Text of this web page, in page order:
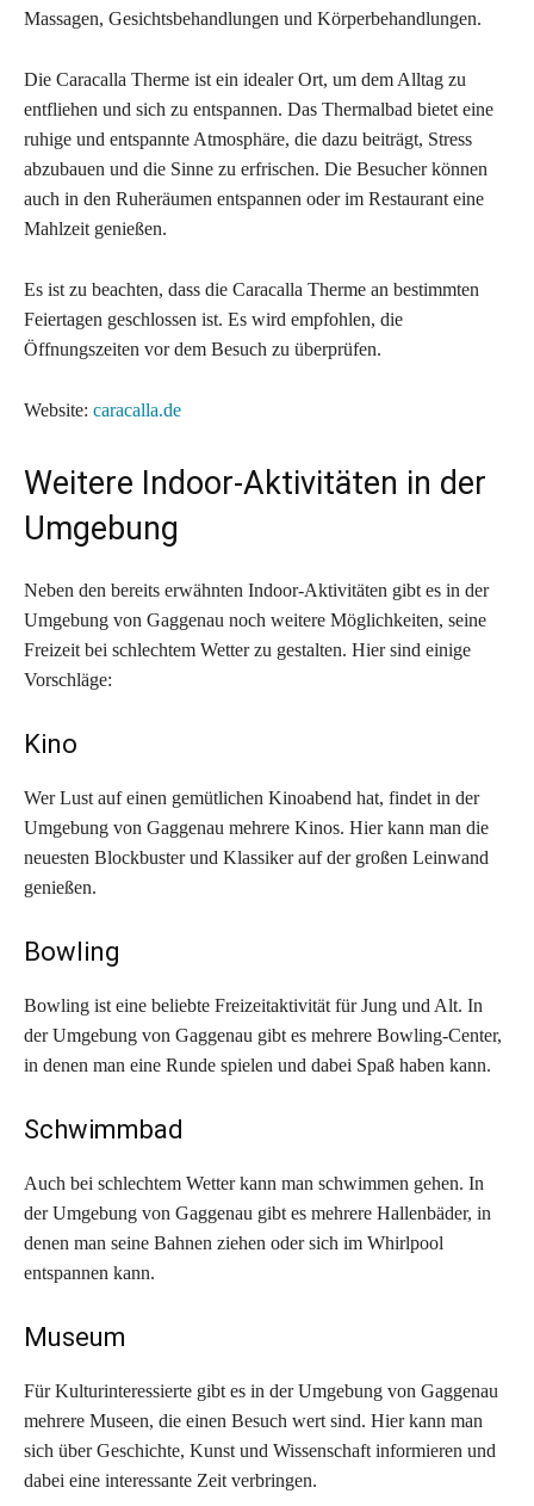
Massagen, Gesichtsbehandlungen und Körperbehandlungen.
Die Caracalla Therme ist ein idealer Ort, um dem Alltag zu
entfliehen und sich zu entspannen. Das Thermalbad bietet eine
ruhige und entspannte Atmosphäre, die dazu beiträgt, Stress
abzubauen und die Sinne zu erfrischen. Die Besucher können
auch in den Ruheräumen entspannen oder im Restaurant eine
Mahlzeit genießen.
Es ist zu beachten, dass die Caracalla Therme an bestimmten
Feiertagen geschlossen ist. Es wird empfohlen, die
Öffnungszeiten vor dem Besuch zu überprüfen.
Website: caracalla.de
Weitere Indoor-Aktivitäten in der
Umgebung
Neben den bereits erwähnten Indoor-Aktivitäten gibt es in der
Umgebung von Gaggenau noch weitere Möglichkeiten, seine
Freizeit bei schlechtem Wetter zu gestalten. Hier sind einige
Vorschläge:
Kino
Wer Lust auf einen gemütlichen Kinoabend hat, findet in der
Umgebung von Gaggenau mehrere Kinos. Hier kann man die
neuesten Blockbuster und Klassiker auf der großen Leinwand
genießen.
Bowling
Bowling ist eine beliebte Freizeitaktivität für Jung und Alt. In
der Umgebung von Gaggenau gibt es mehrere Bowling-Center,
in denen man eine Runde spielen und dabei Spaß haben kann.
Schwimmbad
Auch bei schlechtem Wetter kann man schwimmen gehen. In
der Umgebung von Gaggenau gibt es mehrere Hallenbäder, in
denen man seine Bahnen ziehen oder sich im Whirlpool
entspannen kann.
Museum
Für Kulturinteressierte gibt es in der Umgebung von Gaggenau
mehrere Museen, die einen Besuch wert sind. Hier kann man
sich über Geschichte, Kunst und Wissenschaft informieren und
dabei eine interessante Zeit verbringen.